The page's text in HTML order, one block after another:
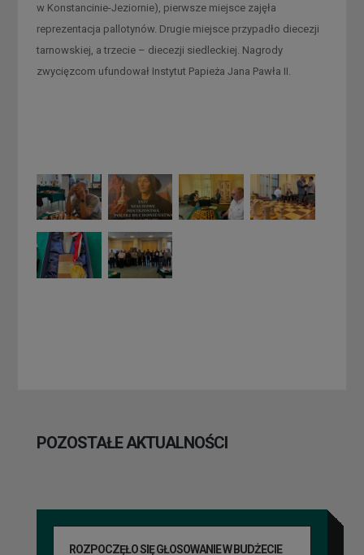
w Konstancinie-Jeziornie), pierwsze miejsce zajęła
reprezentacja pallotynów. Drugie miejsce przypadło diecezji
tarnowskiej, a trzecie – diecezji siedleckiej. Nagrody
zwycięzcom ufundował Instytut Papieża Jana Pawła II.
POZOSTAŁE AKTUALNOŚCI
ROZPOCZĘŁO SIĘ GŁOSOWANIE W BUDŻECIE